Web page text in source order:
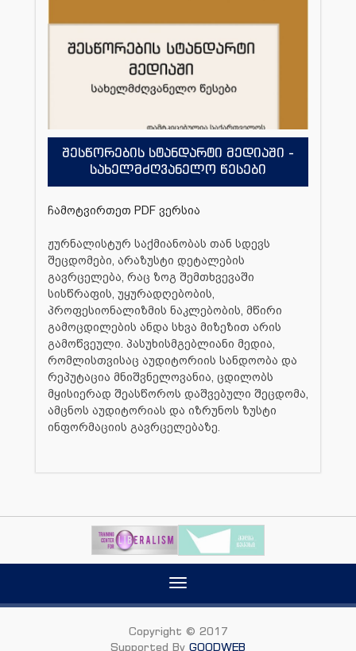
შესწორების სტანდარტი მედიაში -
სახელმძღვანელო წესები
ჩამოტვირთეთ PDF ვერსია
ჟურნალისტურ საქმიანობას თან სდევს
შეცდომები, არაზუსტი დეტალების
გავრცელება, რაც ზოგ შემთხვევაში
სისწრაფის, უყურადღებობის,
პროფესიონალიზმის ნაკლებობის, მწირი
გამოცდილების ანდა სხვა მიზეზით არის
გამოწვეული. პასუხისმგებლიანი მედია,
რომლისთვისაც აუდიტორიის სანდოობა და
რეპუტაცია მნიშვნელოვანია, ცდილობს
მყისიერად შეასწოროს დაშვებული შეცდომა,
ამცნოს აუდიტორიას და იზრუნოს ზუსტი
ინფორმაციის გავრცელებაზე.
Toggle
Copyright © 2017
Supported By GOODWEB